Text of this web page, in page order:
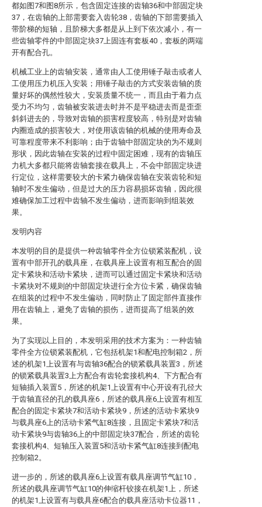
都如图7和图8所示，包含固定连接的齿轴36和中部固定块
37，在齿轴的上部需要套入齿轮38，齿轴的下部需要插入
带阶梯的短轴，且阶梯大多都是从上到下依次减小，有一
些齿轴零件的中部固定块37上固连有套板40，套板的两端
开有配合孔。
机械工业上的齿轴安装，通常由人工使用锤子敲击或者人
工使用压力机压入安装；用锤子敲击的方式安装齿轴的质
量好坏的偶然性较大，安装质量不统一，而且由于着力点
受力不均匀，齿轴被安装进去时并不是平稳进去而是歪歪
斜斜进去的，导致对齿轴的损害程度较高，特别是对齿轴
内圈造成的损害较大，对使用该齿轴的机械的使用寿命及
可靠程度带来不利影响；由于齿轴中部固定块的为不规则
形状，因此齿轴在安装的过程中固定困难，现有的齿轴压
力机大多都只能将齿轴套接在载具上，不会中部固定块进
行定位，这样需要较大的卡紧力确保齿轴在安装齿轮和短
轴时不发生偏动，但是过大的压力容易损坏齿轴，因此很
难确保加工过程中齿轴不发生偏动，进而影响到组装效
果。
发明内容
本发明的目的是提供一种齿轴零件全方位锁紧装配机，设
置有中部开孔的载具座，在载具座上设置有相互配合的固
定卡紧块和活动卡紧块，进而可以通过固定卡紧块和活动
卡紧块对不规则的中部固定块进行全方位卡紧，确保齿轴
在组装的过程中不发生偏动，同时防止了固定部件直接作
用在齿轴上，避免了齿轴的损伤，进而提高了组装的效
果。
为了实现以上目的，本发明采用的技术方案为：一种齿轴
零件全方位锁紧装配机，它包括机架1和配电控制箱2，所
述的机架1上设置有与齿轴36配合的锁紧载具装置3，所述
的锁紧载具装置3上方配合有齿轮套接机构4、下方配合有
短轴插入装置5，所述的机架1上设置有中心开设有孔径大
于齿轴直径的孔的载具座6，所述的载具座6上设置有相互
配合的固定卡紧块7和活动卡紧块9，所述的活动卡紧块9
与载具座6上的活动卡紧气缸8连接，且固定卡紧块7和活
动卡紧块9与齿轴36上的中部固定块37配合，所述的齿轮
套接机构4、短轴压入装置5和活动卡紧气缸8连接到配电
控制箱2。
进一步的，所述的载具座6上设置有载具座调节气缸10，
所述的载具座调节气缸10的伸缩杆铰接在机架1上，所述
的机架1上设置有与载具座6配合的载具座活动卡位器11，